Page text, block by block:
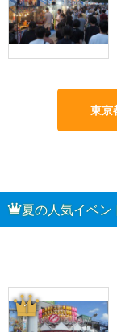
東京
夏の人気イベン
1